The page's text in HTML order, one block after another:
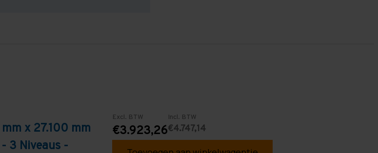
x 27.100 mm
3 Niveaus -
Excl. BTW
€3.923,26
Incl. BTW
€4.747,14